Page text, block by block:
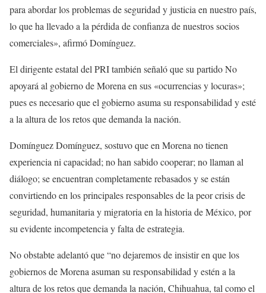
para abordar los problemas de seguridad y justicia en nuestro país,
lo que ha llevado a la pérdida de confianza de nuestros socios
comerciales», afirmó Domínguez.
El dirigente estatal del PRI también señaló que su partido No
apoyará al gobierno de Morena en sus «ocurrencias y locuras»;
pues es necesario que el gobierno asuma su responsabilidad y esté
a la altura de los retos que demanda la nación.
Domínguez Domínguez, sostuvo que en Morena no tienen
experiencia ni capacidad; no han sabido cooperar; no llaman al
diálogo; se encuentran completamente rebasados y se están
convirtiendo en los principales responsables de la peor crisis de
seguridad, humanitaria y migratoria en la historia de México, por
su evidente incompetencia y falta de estrategia.
No obstabte adelantó que “no dejaremos de insistir en que los
gobiernos de Morena asuman su responsabilidad y estén a la
altura de los retos que demanda la nación, Chihuahua, tal como el